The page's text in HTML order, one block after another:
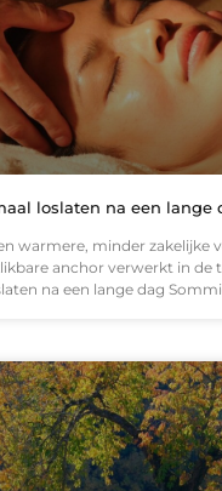
loslaten na een lange
warmere, minder zakelijke
anchor verwerkt in de
na een lange dag